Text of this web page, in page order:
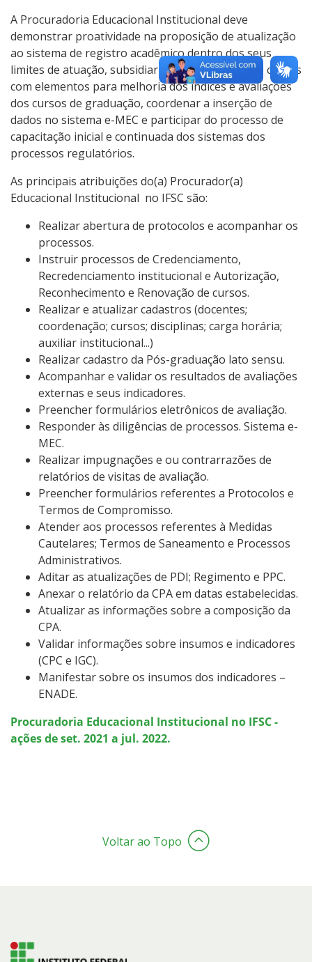
A Procuradoria Educacional Institucional deve
demonstrar proatividade na proposição de atualização
ao sistema de registro acadêmico dentro dos seus
limites de atuação, subsidiar as coordenações de cursos
com elementos para melhoria dos índices e avaliações
dos cursos de graduação, coordenar a inserção de
dados no sistema e-MEC e participar do processo de
capacitação inicial e continuada dos sistemas dos
processos regulatórios.
As principais atribuições do(a) Procurador(a)
Educacional Institucional no IFSC são:
Realizar abertura de protocolos e acompanhar os
processos.
Instruir processos de Credenciamento,
Recredenciamento institucional e Autorização,
Reconhecimento e Renovação de cursos.
Realizar e atualizar cadastros (docentes;
coordenação; cursos; disciplinas; carga horária;
auxiliar institucional...)
Realizar cadastro da Pós-graduação lato sensu.
Acompanhar e validar os resultados de avaliações
externas e seus indicadores.
Preencher formulários eletrônicos de avaliação.
Responder às diligências de processos. Sistema e-
MEC.
Realizar impugnações e ou contrarrazões de
relatórios de visitas de avaliação.
Preencher formulários referentes a Protocolos e
Termos de Compromisso.
Atender aos processos referentes à Medidas
Cautelares; Termos de Saneamento e Processos
Administrativos.
Aditar as atualizações de PDI; Regimento e PPC.
Anexar o relatório da CPA em datas estabelecidas.
Atualizar as informações sobre a composição da
CPA.
Validar informações sobre insumos e indicadores
(CPC e IGC).
Manifestar sobre os insumos dos indicadores –
ENADE.
Procuradoria Educacional Institucional no IFSC -
ações de set. 2021 a jul. 2022.
Voltar ao Topo